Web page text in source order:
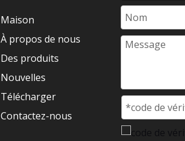
Maison
À propos de nous
Des produits
Nouvelles
Télécharger
Contactez-nous